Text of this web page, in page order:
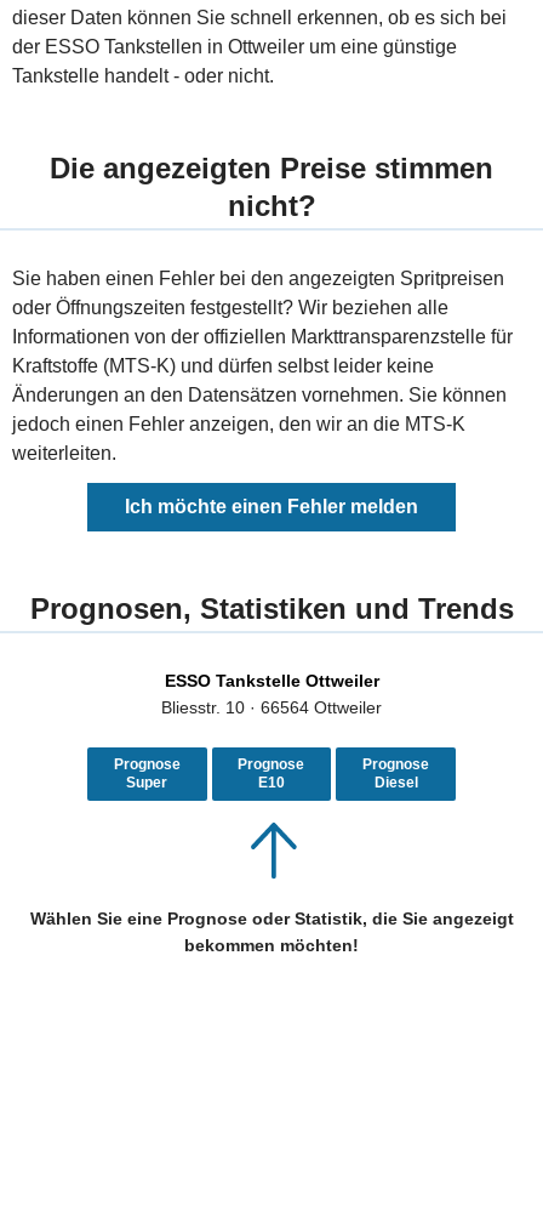
dieser Daten können Sie schnell erkennen, ob es sich bei
der ESSO Tankstellen in Ottweiler um eine günstige
Tankstelle handelt - oder nicht.
Die angezeigten Preise stimmen
nicht?
Sie haben einen Fehler bei den angezeigten Spritpreisen
oder Öffnungszeiten festgestellt? Wir beziehen alle
Informationen von der offiziellen Markttransparenzstelle für
Kraftstoffe (MTS-K) und dürfen selbst leider keine
Änderungen an den Datensätzen vornehmen. Sie können
jedoch einen Fehler anzeigen, den wir an die MTS-K
weiterleiten.
Ich möchte einen Fehler melden
Prognosen, Statistiken und Trends
ESSO Tankstelle Ottweiler
Bliesstr. 10 · 66564 Ottweiler
Prognose
Super
Prognose
E10
Prognose
Diesel
Wählen Sie eine Prognose oder Statistik, die Sie angezeigt
bekommen möchten!